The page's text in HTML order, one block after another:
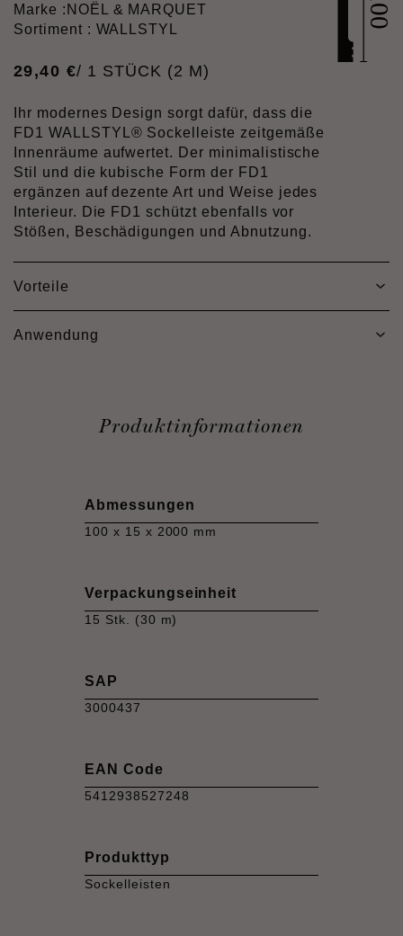
Marke : NOËL & MARQUET
Sortiment : WALLSTYL
29,40 €/ 1 STÜCK (2 M)
Ihr modernes Design sorgt dafür, dass die
FD1 WALLSTYL® Sockelleiste zeitgemäße
Innenräume aufwertet. Der minimalistische
Stil und die kubische Form der FD1
ergänzen auf dezente Art und Weise jedes
Interieur. Die FD1 schützt ebenfalls vor
Stößen, Beschädigungen und Abnutzung.
Vorteile
Anwendung
Produktinformationen
Abmessungen
100 x 15 x 2000 mm
Verpackungseinheit
15 Stk. (30 m)
SAP
3000437
EAN Code
5412938527248
Produkttyp
Sockelleisten